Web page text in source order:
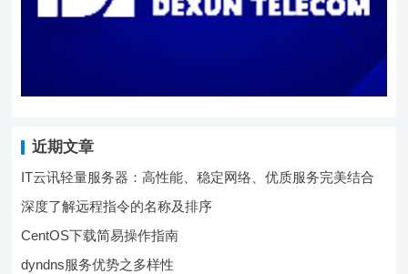
近期文章
IT云讯轻量服务器：高性能、稳定网络、优质服务完美结合
深度了解远程指令的名称及排序
CentOS下载简易操作指南
dyndns服务优势之多样性